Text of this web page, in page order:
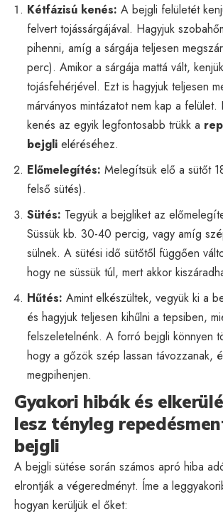
Kétfázisú kenés: A bejgli felületét
felvert tojássárgájával. Hagyjuk
pihenni, amíg a sárgája teljesen
perc). Amikor a sárgája mattá vált,
tojásfehérjével. Ezt is hagyjuk teljesen
márványos mintázatot nem kap a felület.
kenés az egyik legfontosabb trükk a
bejgli eléréséhez.
Előmelegítés: Melegítsük elő a sütőt
felső sütés).
Sütés: Tegyük a bejgliket az
Süssük kb. 30-40 percig, vagy amíg
sülnek. A sütési idő sütőtől függően
hogy ne süssük túl, mert akkor
Hűtés: Amint elkészültek, vegyük ki a
és hagyjuk teljesen kihűlni a tepsiben,
felszeletelnénk. A forró bejgli könnyen
hogy a gőzök szép lassan távozzanak,
megpihenjen.
Gyakori hibák és
lesz tényleg
bejgli
A bejgli sütése során számos apró hiba
elrontják a végeredményt. Íme a
hogyan kerüljük el őket: